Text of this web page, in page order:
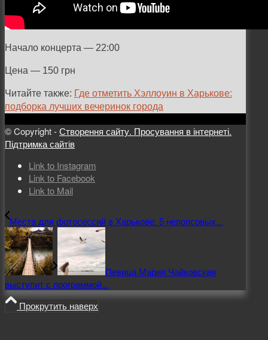
Начало концерта — 22:00
Цена — 150 грн
Читайте также: Где отметить Хэллоуин в Харькове:
подборка лучших вечеринок города
© Copyright -Створення сайту. Просування в інтернеті.
Підтримка сайтів
Link to Instagram
Link to Facebook
Link to Mail
Места для фотосессий в Харькове: 5 непопсовых...
Певица Мария Чайковская
выступит с программой...
Прокрутить наверх